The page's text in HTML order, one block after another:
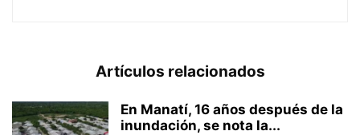
Artículos relacionados
En Manatí, 16 años después de la
inundación, se nota la...